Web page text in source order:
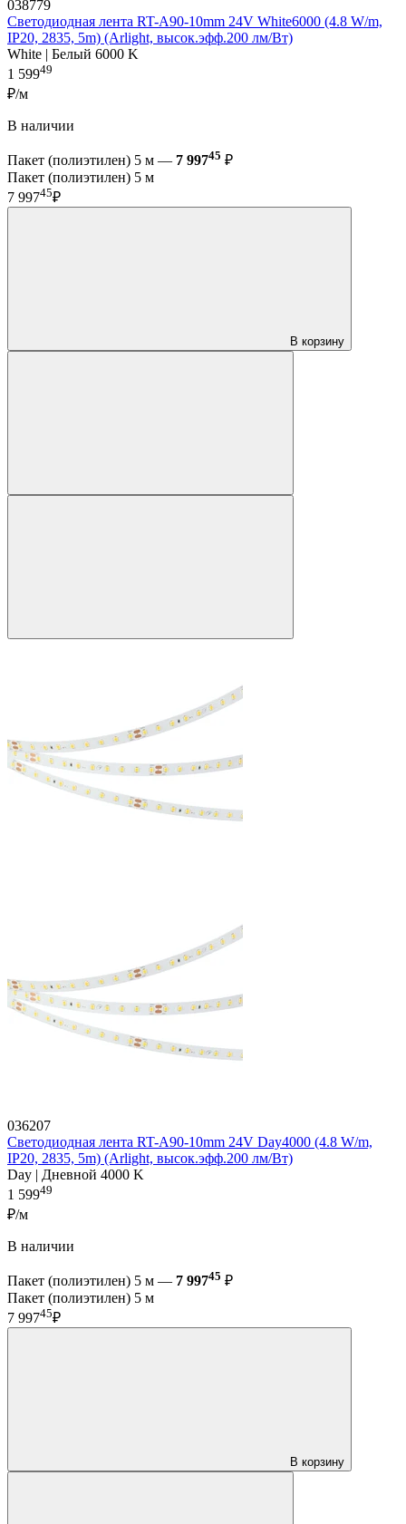
038779
Светодиодная лента RT-A90-10mm 24V White6000 (4.8 W/m,
IP20, 2835, 5m) (Arlight, высок.эфф.200 лм/Вт)
White | Белый 6000 K
1 59949
₽/м
В наличии
Пакет (полиэтилен) 5 м — 7 99745 ₽
Пакет (полиэтилен) 5 м
7 99745₽
В корзину
036207
Светодиодная лента RT-A90-10mm 24V Day4000 (4.8 W/m,
IP20, 2835, 5m) (Arlight, высок.эфф.200 лм/Вт)
Day | Дневной 4000 K
1 59949
₽/м
В наличии
Пакет (полиэтилен) 5 м — 7 99745 ₽
Пакет (полиэтилен) 5 м
7 99745₽
В корзину